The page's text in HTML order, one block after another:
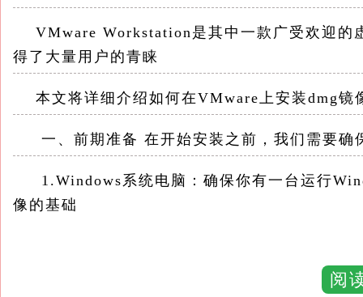
VMware Workstation是其中一款广受欢迎的
得了大量用户的青睐
本文将详细介绍如何在VMware上安装dmg镜
一、前期准备 在开始安装之前，我们需要确
1.Windows系统电脑：确保你有一台运行
像的基础
你可以从VMware官方网站获取安装包，并按
阅